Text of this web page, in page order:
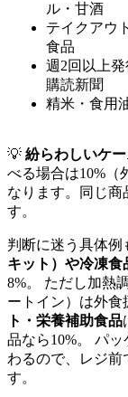
ル・甘酒
テイクアウ
食品
週2回以上
購読新聞
精米・食用
💡 紛らわしいケー
べる場合は10%（
なります。同じ商
す。
判断に迷う具体例
キット）や冷凍食
8%。 ただし加熱
ートイン）は外食
ト・栄養補助食品
品なら10%。 パ
わるので、レジ
す。